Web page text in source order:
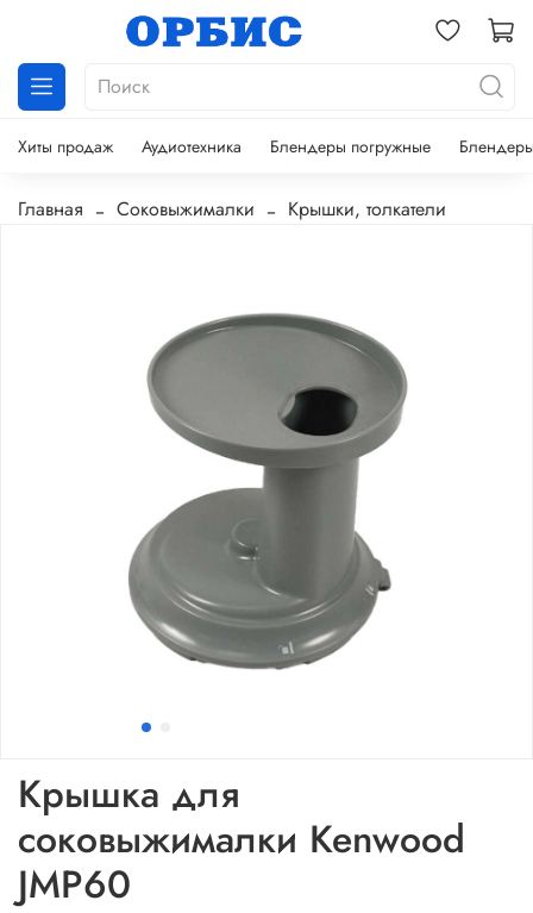
Хиты продаж Аудиотехника Блендеры погружные
Главная Соковыжималки Крышки, толкатели
Крышка для
соковыжималки Kenwood
JMP60